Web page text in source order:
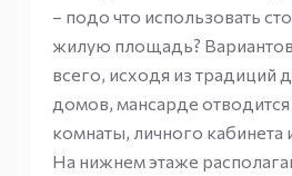
– подо что использовать
жилую площадь?
всего, исходя из традиций
домов, мансарде
комнаты, личного кабинета
На нижнем этаже